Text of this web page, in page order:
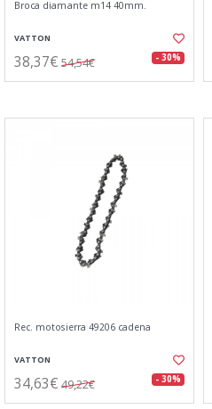
Broca diamante m14 40mm.
VATTON
38,37€ 54,54€ - 30%
Rec. motosierra 49206 cadena
VATTON
34,63€ 49,22€ - 30%